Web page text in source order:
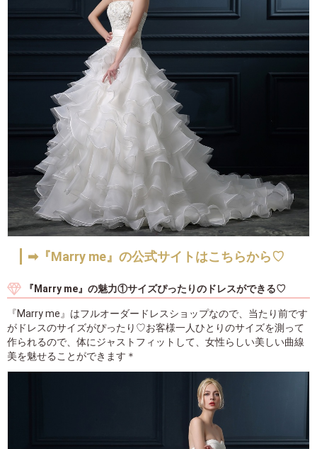
➡『Marry me』の公式サイトはこちらから♡
『Marry me』の魅力①サイズぴったりのドレスができる♡
『Marry me』はフルオーダードレスショップなので、当たり前です
がドレスのサイズがぴったり♡お客様一人ひとりのサイズを測って
作られるので、体にジャストフィットして、女性らしい美しい曲線
美を魅せることができます＊